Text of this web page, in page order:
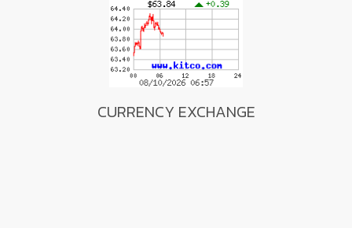
CURRENCY EXCHANGE